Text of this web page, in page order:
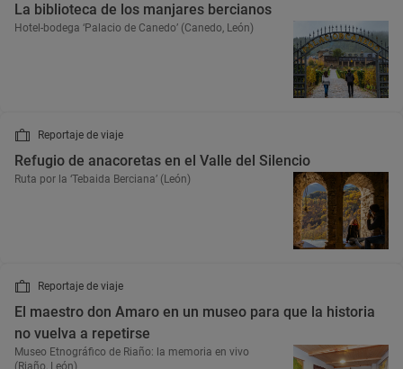
La biblioteca de los manjares bercianos
Hotel-bodega ‘Palacio de Canedo’ (Canedo, León)
Reportaje de viaje
Refugio de anacoretas en el Valle del Silencio
Ruta por la ‘Tebaida Berciana’ (León)
Reportaje de viaje
El maestro don Amaro en un museo para que la historia
no vuelva a repetirse
Museo Etnográfico de Riaño: la memoria en vivo
(Riaño, León)